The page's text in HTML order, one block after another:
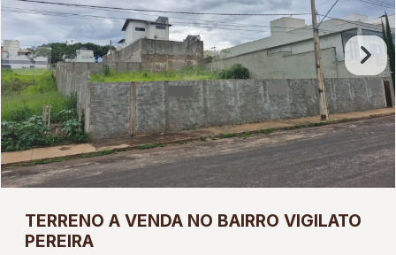
TERRENO A VENDA NO BAIRRO VIGILATO
PEREIRA